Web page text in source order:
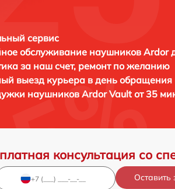
сервис
обслуживание наушников Ardor
за наш счет, ремонт по желанию
выезд курьера в день обращения
наушниковArdor Vault от 35
консультация со
Оставить